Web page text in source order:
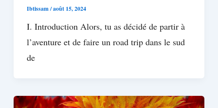
Ibtissam/août 15, 2024
I. Introduction Alors, tu as décidé de partir à
l’aventure et de faire un road trip dans le sud
de